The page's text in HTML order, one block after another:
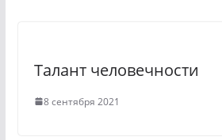
k
Талант человечности
8 сентября 2021